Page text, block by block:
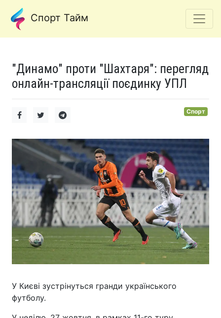
Спорт Тайм
"Динамо" проти "Шахтаря": перегляд
онлайн-трансляції поєдинку УПЛ
Спорт
У Києві зустрінуться гранди українського
футболу.